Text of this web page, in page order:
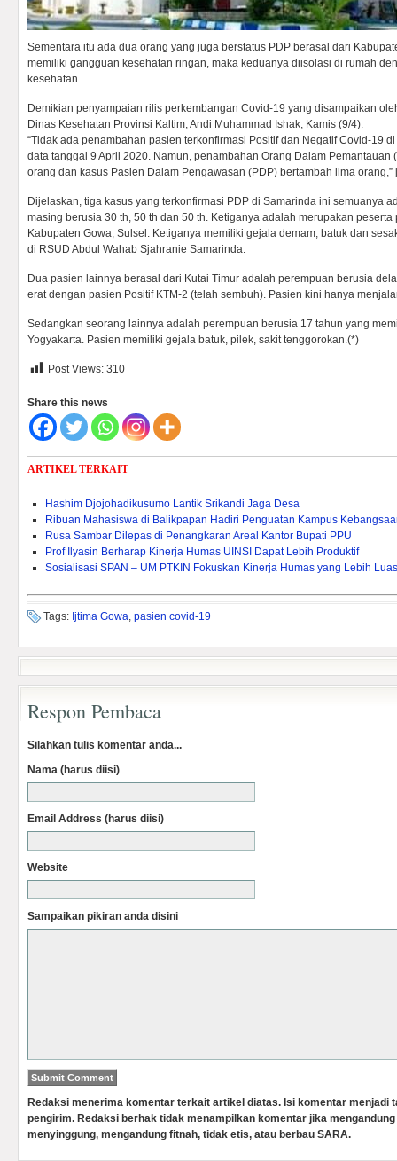
Sementara itu ada dua orang yang juga berstatus PDP berasal dari
memiliki gangguan kesehatan ringan, maka keduanya diisolasi di rumah
kesehatan.
Demikian penyampaian rilis perkembangan Covid-19 yang disampaikan
Dinas Kesehatan Provinsi Kaltim, Andi Muhammad Ishak, Kamis (9/4).
“Tidak ada penambahan pasien terkonfirmasi Positif dan Negatif Covid-19
data tanggal 9 April 2020. Namun, penambahan Orang Dalam Pemantauan
orang dan kasus Pasien Dalam Pengawasan (PDP) bertambah lima orang,”
Dijelaskan, tiga kasus yang terkonfirmasi PDP di Samarinda ini semuanya
masing berusia 30 th, 50 th dan 50 th. Ketiganya adalah merupakan peserta
Kabupaten Gowa, Sulsel. Ketiganya memiliki gejala demam, batuk dan
di RSUD Abdul Wahab Sjahranie Samarinda.
Dua pasien lainnya berasal dari Kutai Timur adalah perempuan berusia
erat dengan pasien Positif KTM-2 (telah sembuh). Pasien kini hanya
Sedangkan seorang lainnya adalah perempuan berusia 17 tahun yang
Yogyakarta. Pasien memiliki gejala batuk, pilek, sakit tenggorokan.(*)
Post Views: 310
Share this news
ARTIKEL TERKAIT
Hashim Djojohadikusumo Lantik Srikandi Jaga Desa
Ribuan Mahasiswa di Balikpapan Hadiri Penguatan Kampus
Rusa Sambar Dilepas di Penangkaran Areal Kantor Bupati PPU
Prof Ilyasin Berharap Kinerja Humas UINSI Dapat Lebih Produktif
Sosialisasi SPAN – UM PTKIN Fokuskan Kinerja Humas yang Lebih Luas
Tags: Ijtima Gowa, pasien covid-19
Respon Pembaca
Silahkan tulis komentar anda...
Nama (harus diisi)
Email Address (harus diisi)
Website
Sampaikan pikiran anda disini
Redaksi menerima komentar terkait artikel diatas. Isi komentar menjadi
pengirim. Redaksi berhak tidak menampilkan komentar jika
menyinggung, mengandung fitnah, tidak etis, atau berbau SARA.